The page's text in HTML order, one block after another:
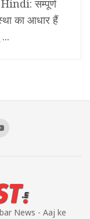
सम्पूर्ण
का आधार हैं
News - Aaj ke